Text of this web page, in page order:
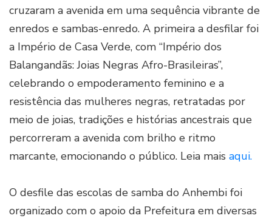
cruzaram a avenida em uma sequência vibrante de
enredos e sambas-enredo. A primeira a desfilar foi
a Império de Casa Verde, com “Império dos
Balangandãs: Joias Negras Afro-Brasileiras”,
celebrando o empoderamento feminino e a
resistência das mulheres negras, retratadas por
meio de joias, tradições e histórias ancestrais que
percorreram a avenida com brilho e ritmo
marcante, emocionando o público. Leia mais aqui.
O desfile das escolas de samba do Anhembi foi
organizado com o apoio da Prefeitura em diversas